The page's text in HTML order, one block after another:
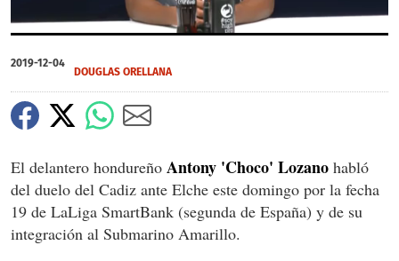
of
1
50
seconds
2019-12-04
DOUGLAS ORELLANA
El delantero hondureño Antony 'Choco' Lozano habló
del duelo del Cadiz ante Elche este domingo por la fecha
19 de LaLiga SmartBank (segunda de España) y de su
integración al Submarino Amarillo.